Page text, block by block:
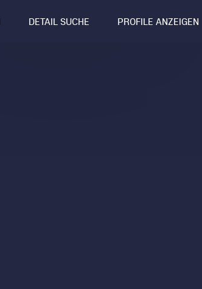
DETAIL SUCHE PROFILE ANZEIGEN